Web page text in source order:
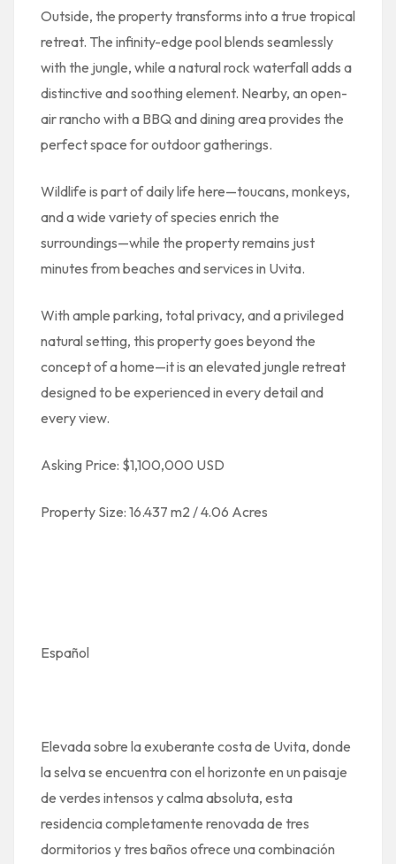
Outside, the property transforms into a true tropical
retreat. The infinity-edge pool blends seamlessly
with the jungle, while a natural rock waterfall adds a
distinctive and soothing element. Nearby, an open-
air rancho with a BBQ and dining area provides the
perfect space for outdoor gatherings.
Wildlife is part of daily life here—toucans, monkeys,
and a wide variety of species enrich the
surroundings—while the property remains just
minutes from beaches and services in Uvita.
With ample parking, total privacy, and a privileged
natural setting, this property goes beyond the
concept of a home—it is an elevated jungle retreat
designed to be experienced in every detail and
every view.
Asking Price: $1,100,000 USD
Property Size: 16.437 m2 / 4.06 Acres
Español
Elevada sobre la exuberante costa de Uvita, donde
la selva se encuentra con el horizonte en un paisaje
de verdes intensos y calma absoluta, esta
residencia completamente renovada de tres
dormitorios y tres baños ofrece una combinación